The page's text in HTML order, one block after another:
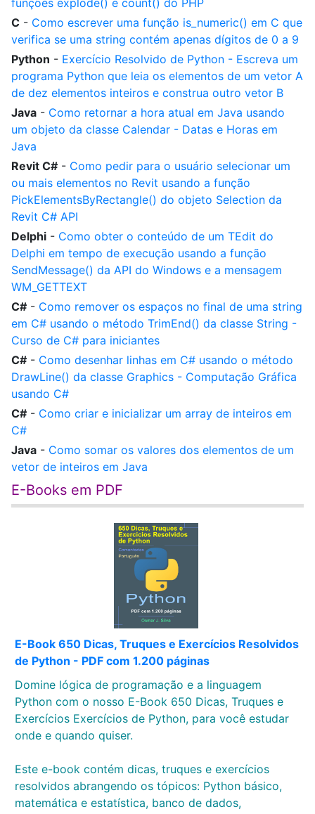
funções explode() e count() do PHP
C - Como escrever uma função is_numeric() em C que
verifica se uma string contém apenas dígitos de 0 a 9
Python - Exercício Resolvido de Python - Escreva um
programa Python que leia os elementos de um vetor A
de dez elementos inteiros e construa outro vetor B
Java - Como retornar a hora atual em Java usando
um objeto da classe Calendar - Datas e Horas em
Java
Revit C# - Como pedir para o usuário selecionar um
ou mais elementos no Revit usando a função
PickElementsByRectangle() do objeto Selection da
Revit C# API
Delphi - Como obter o conteúdo de um TEdit do
Delphi em tempo de execução usando a função
SendMessage() da API do Windows e a mensagem
WM_GETTEXT
C# - Como remover os espaços no final de uma string
em C# usando o método TrimEnd() da classe String -
Curso de C# para iniciantes
C# - Como desenhar linhas em C# usando o método
DrawLine() da classe Graphics - Computação Gráfica
usando C#
C# - Como criar e inicializar um array de inteiros em
C#
Java - Como somar os valores dos elementos de um
vetor de inteiros em Java
E-Books em PDF
E-Book 650 Dicas, Truques e Exercícios Resolvidos
de Python - PDF com 1.200 páginas
Domine lógica de programação e a linguagem
Python com o nosso E-Book 650 Dicas, Truques e
Exercícios Exercícios de Python, para você estudar
onde e quando quiser.
Este e-book contém dicas, truques e exercícios
resolvidos abrangendo os tópicos: Python básico,
matemática e estatística, banco de dados,